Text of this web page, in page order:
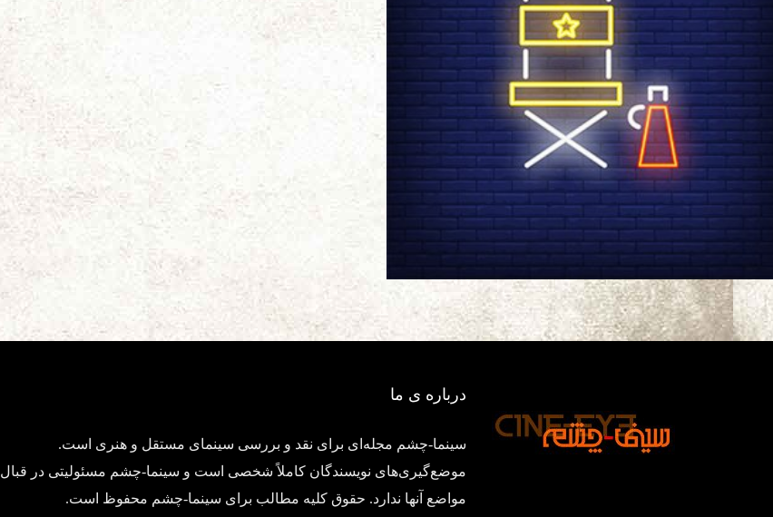
درباره ی ما
سینما-چشم مجله‌ای برای نقد و بررسی سینمای مستقل و هنری است.
موضع‌گیری‌های نویسندگان کاملاً شخصی است و سینما-چشم مسئولیتی در قبال
مواضع آنها ندارد. حقوق کلیه مطالب برای سینما-چشم محفوظ است.